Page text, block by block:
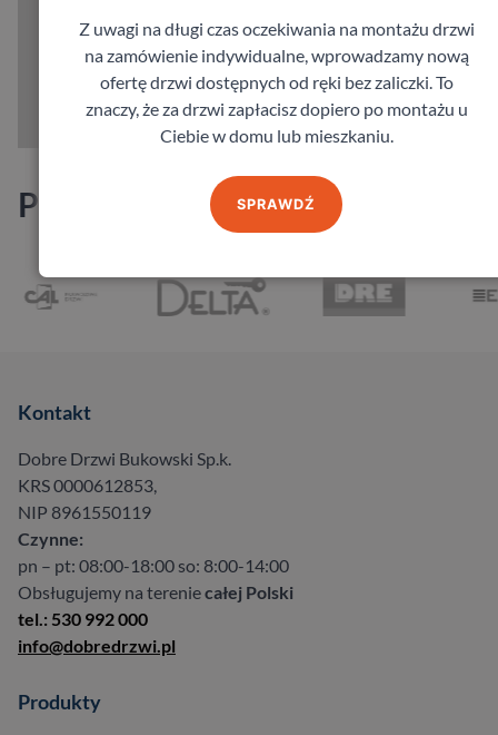
Producenci
Kontakt
Dobre Drzwi Bukowski Sp.k.
KRS 0000612853,
NIP 8961550119
Czynne:
pn – pt: 08:00-18:00 so: 8:00-14:00
Obsługujemy na tereniecałej Polski
tel.: 530 992 000
info@dobredrzwi.pl
Produkty
Z uwagi na długi czas oczekiwania na montażu drzwi
na zamówienie indywidualne, wprowadzamy nową
ofertę drzwi dostępnych od ręki bez zaliczki. To
znaczy, że za drzwi zapłacisz dopiero po montażu u
Ciebie w domu lub mieszkaniu.
SPRAWDŹ